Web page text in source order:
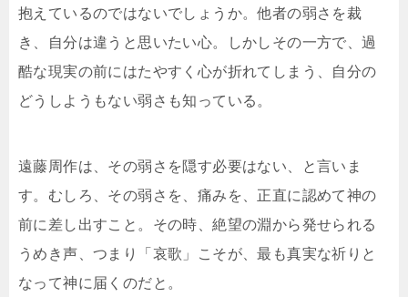
抱えているのではないでしょうか。他者の弱さを裁
き、自分は違うと思いたい心。しかしその一方で、過
酷な現実の前にはたやすく心が折れてしまう、自分の
どうしようもない弱さも知っている。
遠藤周作は、その弱さを隠す必要はない、と言いま
す。むしろ、その弱さを、痛みを、正直に認めて神の
前に差し出すこと。その時、絶望の淵から発せられる
うめき声、つまり「哀歌」こそが、最も真実な祈りと
なって神に届くのだと。